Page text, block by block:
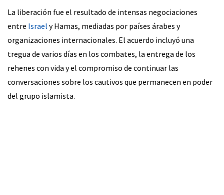
La liberación fue el resultado de intensas negociaciones
entre Israel y Hamas, mediadas por países árabes y
organizaciones internacionales. El acuerdo incluyó una
tregua de varios días en los combates, la entrega de los
rehenes con vida y el compromiso de continuar las
conversaciones sobre los cautivos que permanecen en poder
del grupo islamista.